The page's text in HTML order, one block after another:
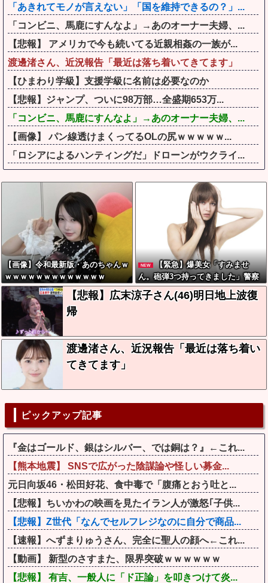
「あきれてモノが言えない」「国を維持できるの？」...
「コンビニ、馬鹿にすんなよ」→あのオーナー夫婦、...
【悲報】 アメリカで今も続いてる近親相姦の一族が...
渡邊渚さん、近況報告「最近は落ち着いてきてます」
【ひまわり学級】支援学級に名前は必要なのか
【悲報】ジャンプ、ついに98万部…全盛期653万...
「コンビニ、馬鹿にすんなよ」→あのオーナー夫婦、...
【画像】 パン線透けまくってるOLの尻ｗｗｗｗｗ...
「ロシアによるハンティングだ」ドローンがウクライ...
【画像】令和最新版・あのちゃんｗ
ｗｗｗｗｗｗｗｗｗｗｗｗｗ
NEW
【緊急】爆美女「すみませ
ん。砲弾3つ持ってきました」警察
「！？」自衛隊「！？」→結果w w
w w w w w w
【悲報】広末涼子さん(46)明日地上波復
帰
渡邊渚さん、近況報告「最近は落ち着い
てきてます」
ピックアップ記事
『金はゴールド、銀はシルバー、では銅は？』←これ...
【熊本地震】 SNSで広がった陰謀論や怪しい募金...
元日向坂46・松田好花、食中毒で「腹痛とおう吐と...
【悲報】ちいかわの映画を見たイラン人が激怒｢子供...
【悲報】Z世代「なんでセルフレジなのに自分で商品...
【速報】へずまりゅうさん、完全に聖人の顔へ←これ...
【動画】 新型のさすまた、限界突破ｗｗｗｗｗｗ
【悲報】 有吉、一般人に「ド正論」を叩きつけて炎...